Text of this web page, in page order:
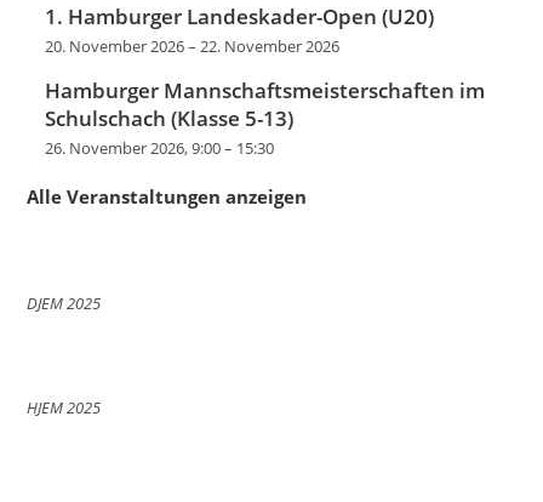
1. Hamburger Landeskader-Open (U20)
20. November 2026–22. November 2026
Hamburger Mannschaftsmeisterschaften im
Schulschach (Klasse 5-13)
26. November 2026, 9:00– 15:30
Alle Veranstaltungen anzeigen
DJEM 2025
HJEM 2025